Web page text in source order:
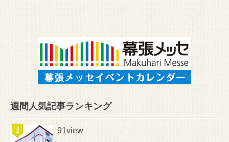
週間人気記事ランキング
91view